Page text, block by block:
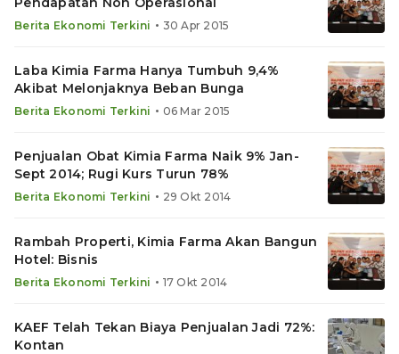
Berita Ekonomi Terkini • 30 Apr 2015
Laba Kimia Farma Hanya Tumbuh 9,4%
Akibat Melonjaknya Beban Bunga
Berita Ekonomi Terkini • 06 Mar 2015
Penjualan Obat Kimia Farma Naik 9% Jan-
Sept 2014; Rugi Kurs Turun 78%
Berita Ekonomi Terkini • 29 Okt 2014
Rambah Properti, Kimia Farma Akan Bangun
Hotel: Bisnis
Berita Ekonomi Terkini • 17 Okt 2014
KAEF Telah Tekan Biaya Penjualan Jadi 72%:
Kontan